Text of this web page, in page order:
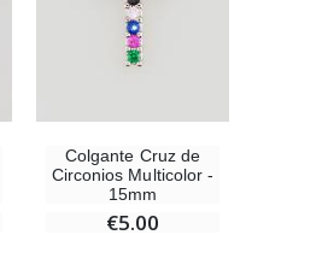
Colgante Cruz de
Circonios Multicolor -
15mm
€5.00